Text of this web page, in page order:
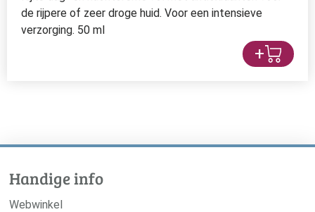
de rijpere of zeer droge huid. Voor een intensieve
verzorging. 50 ml
+
Handige info
Webwinkel